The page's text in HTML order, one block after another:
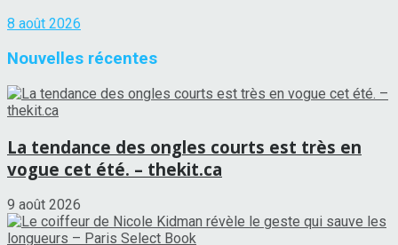
8 août 2026
Nouvelles récentes
La tendance des ongles courts est très en
vogue cet été. – thekit.ca
9 août 2026